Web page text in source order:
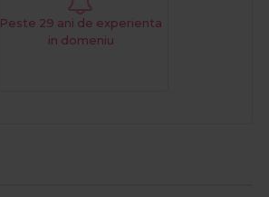
Peste 29 ani de experienta
in domeniu